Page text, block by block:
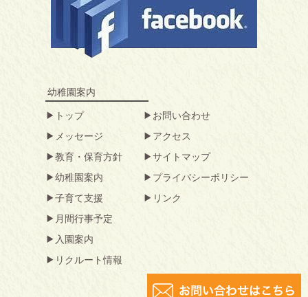
幼稚園案内
トップ
メッセージ
教育・保育方針
幼稚園案内
子育て支援
月間行事予定
入園案内
リクルート情報
お問い合わせ
アクセス
サイトマップ
プライバシーポリシー
リンク